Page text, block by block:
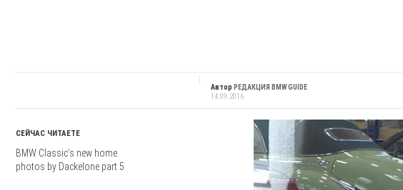
Автор РЕДАКЦИЯ BMW GUIDE
14.09.2016
СЕЙЧАС ЧИТАЕТЕ
BMW Classic’s new home
photos by Dackelone part 5